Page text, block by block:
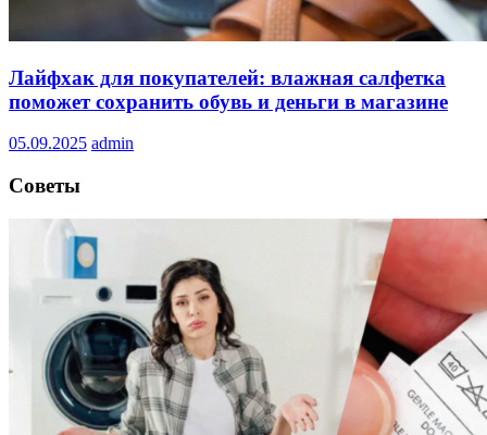
Лайфхак для покупателей: влажная салфетка
поможет сохранить обувь и деньги в магазине
05.09.2025 admin
Советы